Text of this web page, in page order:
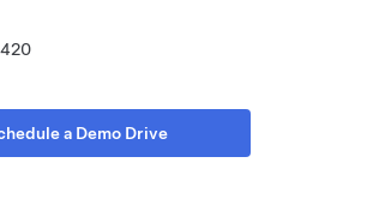
a Demo Drive